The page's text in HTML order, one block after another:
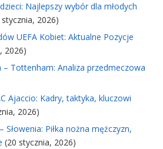
Najlepszy wybór dla młodych
stycznia, 2026)
UEFA Kobiet: Aktualne Pozycje
2026)
– Tottenham: Analiza przedmeczowa
Ajaccio: Kadry, taktyka, kluczowi
2026)
Słowenia: Piłka nożna mężczyzn,
(20 stycznia, 2026)